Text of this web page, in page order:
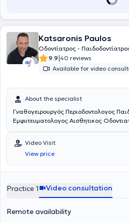
the clinic provides orthodontic services
Katsaronis Paulos
Οδοντίατρος -
9.9|40 reviews
Available for video
About the specialist
Γναθογειρουργός Περιοδοντολογος
Εμφυτευματολογος Αισθητικος
Video Visit
View price
Practice 1 Video consultation
Remote availability